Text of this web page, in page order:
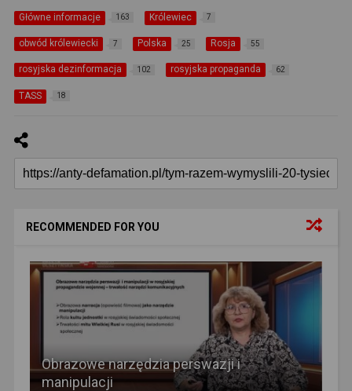
Główne informacje 163 Królewiec 7
obwód królewiecki 7 Polska 25 Rosja 55
rosyjska dezinformacja 102 rosyjska propaganda 62
TASS 18
RECOMMENDED FOR YOU
Obrazowe narzędzia perswazji i
manipulacji